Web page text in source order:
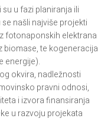
u fazi planiranja ili
našli najviše projekti
fotonaponskih elektrana
biomase, te kogeneracija
energije).
okvira, nadležnosti
pravni odnosi,
i izvora finansiranja
u razvoju projekata